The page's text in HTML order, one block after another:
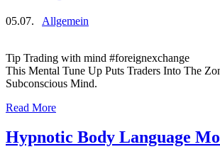
05.07. Allgemein
Tip Trading with mind #foreignexchange
This Mental Tune Up Puts Traders Into The
Subconscious Mind.
Read More
Hypnotic Body Language